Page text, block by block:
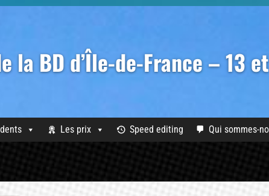
la BD d’Île-de-France – 13
Les prix Speed editing Qui sommes-